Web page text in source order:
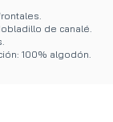
de canalé.
100% algodón.